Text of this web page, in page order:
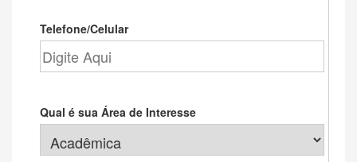
Telefone/Celular
Qual é sua Área de Interesse